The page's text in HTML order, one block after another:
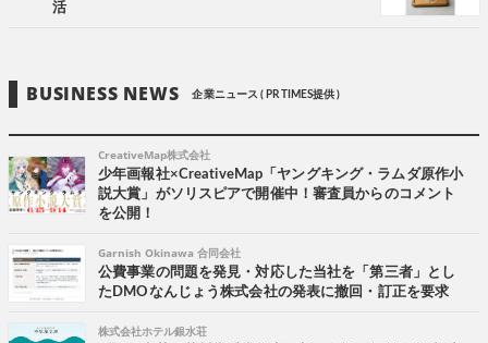
活
BUSINESS NEWS 企業ニュース ( PR TIMES提供 )
CreativeMap株式会社
少年画報社×CreativeMap「ヤングキング・ラムダ原作小
説大賞」がソリスピアで開催中！審査員からのコメント
を公開！
Garnish Okinawa 合同会社
公費事業の問題を発見・対応した当社を「第三者」とし
たDMOなんじょう株式会社の発表に撤回・訂正を要求
株式会社ホテル銀水荘